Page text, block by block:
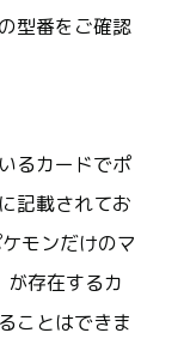
型番をご確認
るカードでポ
記載されてお
モンだけのマ
が存在するカ
ことはできま